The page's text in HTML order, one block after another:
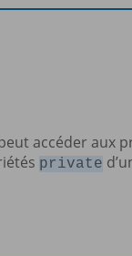
accéder aux
private